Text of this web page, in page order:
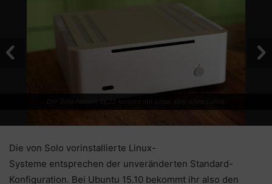
Die von Solo vorinstallierte Linux-
Systeme entsprechen der unveränderten Standard-
Konfiguration. Bei Ubuntu 15.10 bekommt ihr also den